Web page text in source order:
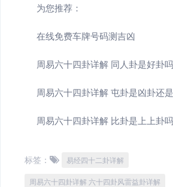
为您推荐：
在线免费车牌号码测吉凶
周易六十四卦详解 同人卦是好卦吗
周易六十四卦详解 屯卦是凶卦还
周易六十四卦详解 比卦是上上卦吗
标签： 易经四十二卦详解
周易六十四卦详解 六十四卦风雷益卦详解